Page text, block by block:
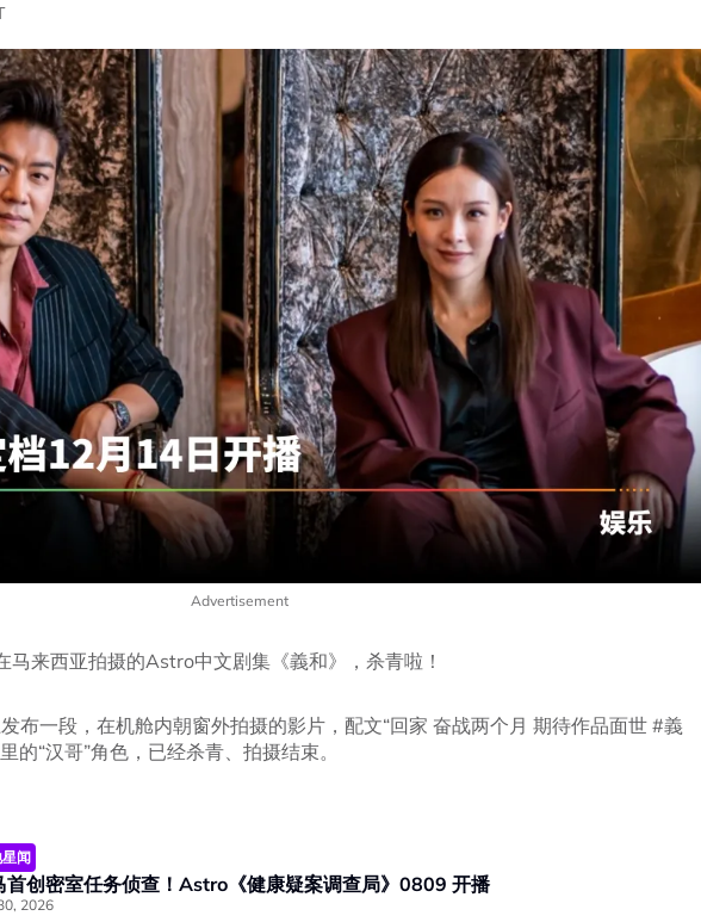
Advertisement
马来西亚拍摄的Astro中文剧集《義和》，杀青啦！
布一段，在机舱内朝窗外拍摄的影片，配文“回家 奋战两个月 期待作品面世 #義
的“汉哥”角色，已经杀青、拍摄结束。
闻
首创密室任务侦查！Astro《健康疑案调查局》0809 开播
2026